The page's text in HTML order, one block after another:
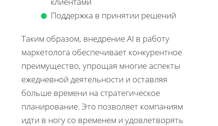
Поддержка в принятии решений
Таким образом, внедрение AI в работу
маркетолога обеспечивает конкурентное
преимущество, упрощая многие аспекты
ежедневной деятельности и оставляя
больше времени на стратегическое
планирование. Это позволяет компаниям
идти в ногу со временем и удовлетворять